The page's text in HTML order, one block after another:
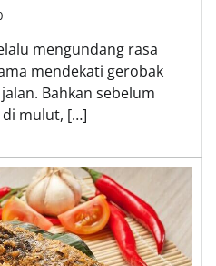
mengundang rasa
mendekati gerobak
Bahkan sebelum
mulut, […]